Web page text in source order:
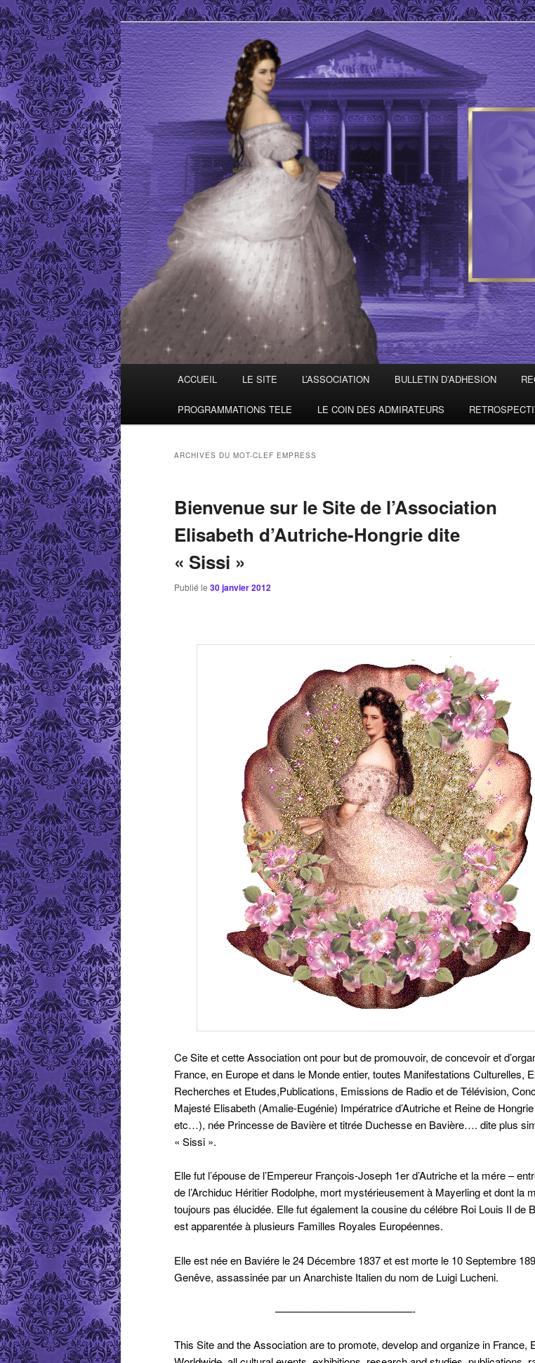
ELISABETH D'AUTRICHE –
Site de l'Association Elisabeth Impératrice d'Autriche – Reine de Hongrie
Menu principal
Aller au contenu principal
Aller au contenu secondaire
ACCUEIL LE SITE L’ASSOCIATION BULLETIN D’ADHESION
PROGRAMMATIONS TELE LE COIN DES ADMIRATEURS
ARCHIVES DU MOT-CLEF EMPRESS
Bienvenue sur le Site de l’Association
Elisabeth d’Autriche-Hongrie dite
« Sissi »
Publié le 30 janvier 2012
Ce Site et cette Association ont pour but de promouvoir, de concevoir et
France, en Europe et dans le Monde entier, toutes Manifestations Culturelles,
Recherches et Etudes,Publications, Emissions de Radio et de Télévision,
Majesté Elisabeth (Amalie-Eugénie) Impératrice d’Autriche et Reine de
etc…), née Princesse de Bavière et titrée Duchesse en Bavière…. dite plus
« Sissi ».
Elle fut l’épouse de l’Empereur François-Joseph 1er d’Autriche et la mére –
de l’Archiduc Héritier Rodolphe, mort mystérieusement à Mayerling et dont la
toujours pas élucidée. Elle fut également la cousine du célébre Roi Louis II de
est apparentée à plusieurs Familles Royales Européennes.
Elle est née en Baviére le 24 Décembre 1837 et est morte le 10 Septembre
Genêve, assassinée par un Anarchiste Italien du nom de Luigi Lucheni.
—————————————-
This Site and the Association are to promote, develop and organize in France,